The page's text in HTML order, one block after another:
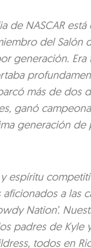
de NASCAR
del Salón
generación.
más de dos
ganó
generación
espíritu
a las
Nation’.
padres de Kyle
todos en